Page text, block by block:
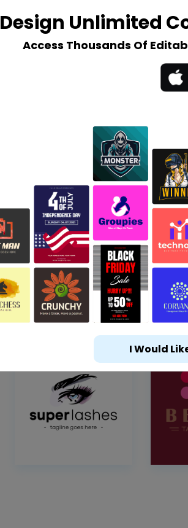
Design Unlimited
Access Thousands Of
I Would